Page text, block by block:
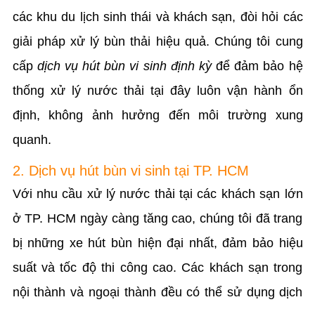
các khu du lịch sinh thái và khách sạn, đòi hỏi các
giải pháp xử lý bùn thải hiệu quả. Chúng tôi cung
cấp dịch vụ hút bùn vi sinh định kỳđể đảm bảo hệ
thống xử lý nước thải tại đây luôn vận hành ổn
định, không ảnh hưởng đến môi trường xung
quanh.
2. Dịch vụ hút bùn vi sinh tại TP. HCM
Với nhu cầu xử lý nước thải tại các khách sạn lớn
ở TP. HCM ngày càng tăng cao, chúng tôi đã trang
bị những xe hút bùn hiện đại nhất, đảm bảo hiệu
suất và tốc độ thi công cao. Các khách sạn trong
nội thành và ngoại thành đều có thể sử dụng dịch